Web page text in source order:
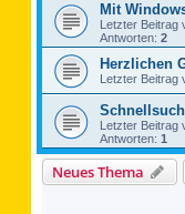
Mit
Letzter Beitrag
Antworten: 2
Herzlichen
Letzter Beitrag
Letzter Beitrag
Antworten: 1
Neues Thema